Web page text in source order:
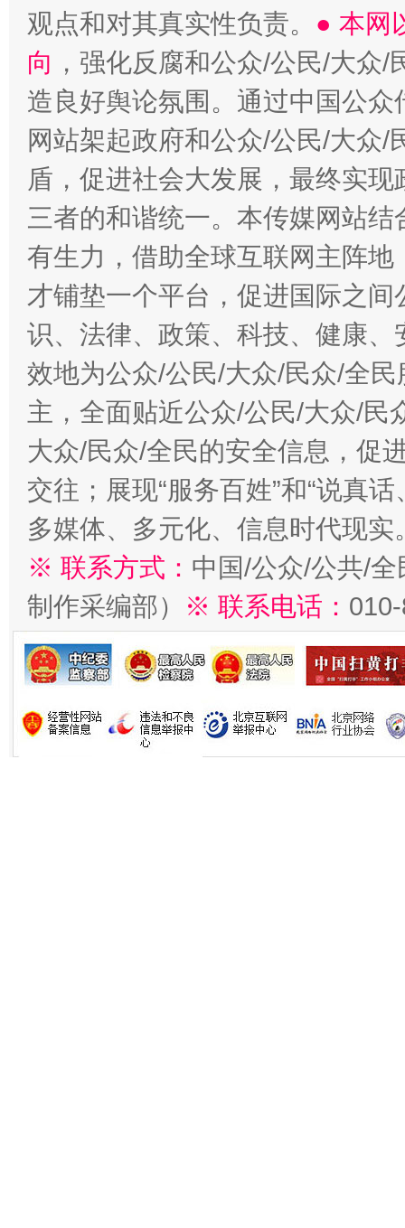
观点和对其真实性负责。 ● 本网
向 ，强化反腐和公众/公民/大众
造良好舆论氛围。通过中国公
网站架起政府和公众/公民/大众
盾，促进社会大发展，最终实
三者的和谐统一。本传媒网站
有生力，借助全球互联网主阵
才铺垫一个平台，促进国际之
识、法律、政策、科技、健康
效地为公众/公民/大众/民众/全
主，全面贴近公众/公民/大众/民
大众/民众/全民的安全信息，促
交往；展现“服务百姓”和“说真
多媒体、多元化、信息时代现实
※ 联系方式： 中国/公众/公共/
制作采编部）
※ 联系电话：